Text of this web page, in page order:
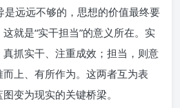
是远远不够的，思想的价值最终要
就是“实干担当”的意义所在。实
抓实干、注重成效；担当，则意
上、有所作为。这两者互为表
变为现实的关键桥梁。